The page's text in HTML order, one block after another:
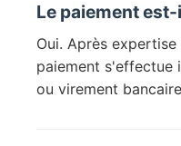
Le paiement
Oui. Après
paiement s'effectue
ou virement